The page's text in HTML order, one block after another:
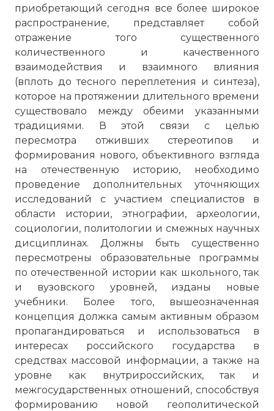
приобретающий сегодня все более широкое
распространение, представляет собой
отражение того существенного
количественного и качественного
взаимодействия и взаимного влияния
(вплоть до тесного переплетения и синтеза),
которое на протяжении длительного времени
существовало между обеими указанными
традициями. В этой связи с целью
пересмотра отживших стереотипов и
формирования нового, объективного взгляда
на отечественную историю, необходимо
проведение дополнительных уточняющих
исследований с участием специалистов в
области истории, этнографии, археологии,
социологии, политологии и смежных научных
дисциплинах. Должны быть существенно
пересмотрены образовательные программы
по отечественной истории как школьного, так
и вузовского уровней, изданы новые
учебники. Более того, вышеозначенная
концепция должка самым активным образом
пропагандироваться и использоваться в
интересах российского государства в
средствах массовой информации, а также на
уровне как внутрироссийских, так и
межгосударственных отношений, способствуя
формированию новой геополитической